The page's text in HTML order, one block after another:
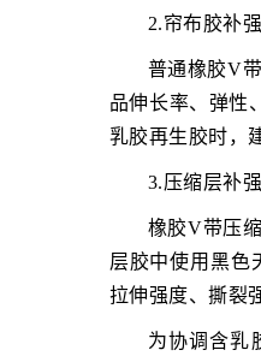
2.帘布胶补
普通橡胶V
品伸长率、弹性
乳胶再生胶时，
3.压缩层补
橡胶V带压
层胶中使用黑色
拉伸强度、撕裂
为协调含乳